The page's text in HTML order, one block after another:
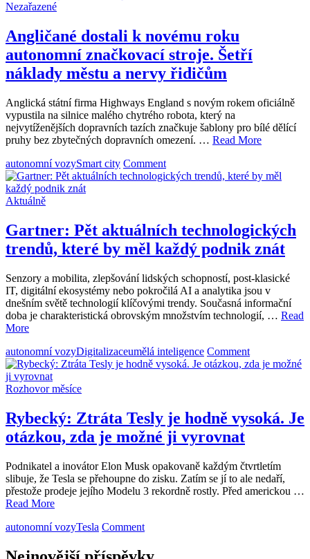
Nezařazené
Angličané dostali k novému roku
autonomní značkovací stroje. Šetří
náklady městu a nervy řidičům
Anglická státní firma Highways England s novým rokem oficiálně
vypustila na silnice malého chytrého robota, který na
nejvytíženějších dopravních tazích značkuje šablony pro bílé dělící
pruhy bez zbytečných dopravních omezení. … Read More
autonomní vozySmart city Commenton
Angličané
roku
autonomní
značkovací
Šetří
náklady
městu
a
Aktuálně
Gartner: Pět aktuálních technologických
trendů, které by měl každý podnik znát
Senzory a mobilita, zlepšování lidských schopností, post-klasické
IT, digitální ekosystémy nebo pokročilá AI a analytika jsou v
dnešním světě technologií klíčovými trendy. Současná informační
doba je charakteristická obrovským množstvím technologií, … Read
More
autonomní vozyDigitalizaceumělá inteligence Commenton
Gartner:
trendů,
které
každý
podnik
znát
Rozhovor měsíce
Rybecký: Ztráta Tesly je hodně vysoká. Je
otázkou, zda je možné ji vyrovnat
Podnikatel a inovátor Elon Musk opakovaně každým čtvrtletím
slibuje, že Tesla se přehoupne do zisku. Zatím se jí to ale nedaří,
přestože prodeje jejího Modelu 3 rekordně rostly. Před americkou …
Read More
autonomní vozyTesla Commenton